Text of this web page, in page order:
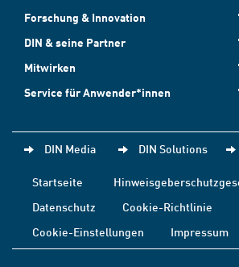
Forschung & Innovation
DIN & seine Partner
Mitwirken
Service für Anwender*innen
DIN Media DIN Solutions
Startseite
Datenschutz
Cookie-Richtlinie
Cookie-Einstellungen
Impressum